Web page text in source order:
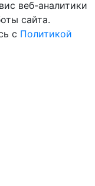
веб-аналитики
сайта.
с Политикой